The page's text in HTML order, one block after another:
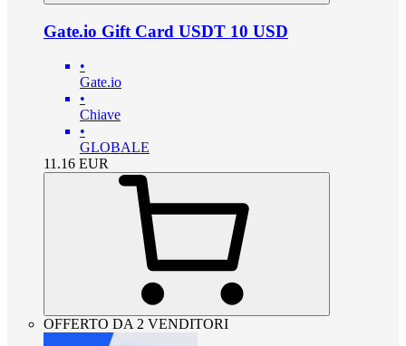
Gate.io Gift Card USDT 10 USD
•
Gate.io
•
Chiave
•
GLOBALE
11.16 EUR
OFFERTO DA 2 VENDITORI